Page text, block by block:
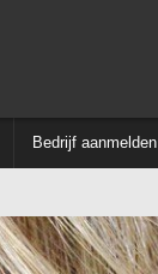
Bedrijf aanmelden